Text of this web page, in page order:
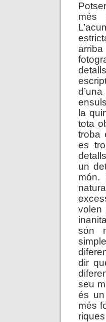
més
la
tota
troba
es
un
món.
volen
són
dir
seu
és
més